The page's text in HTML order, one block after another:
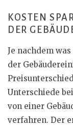
KOSTEN
DER
Je nachdem
der
Unterschiede
von einer
verfahren. Der